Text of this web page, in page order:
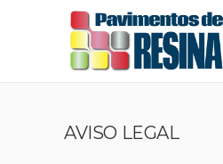
AVISO LEGAL